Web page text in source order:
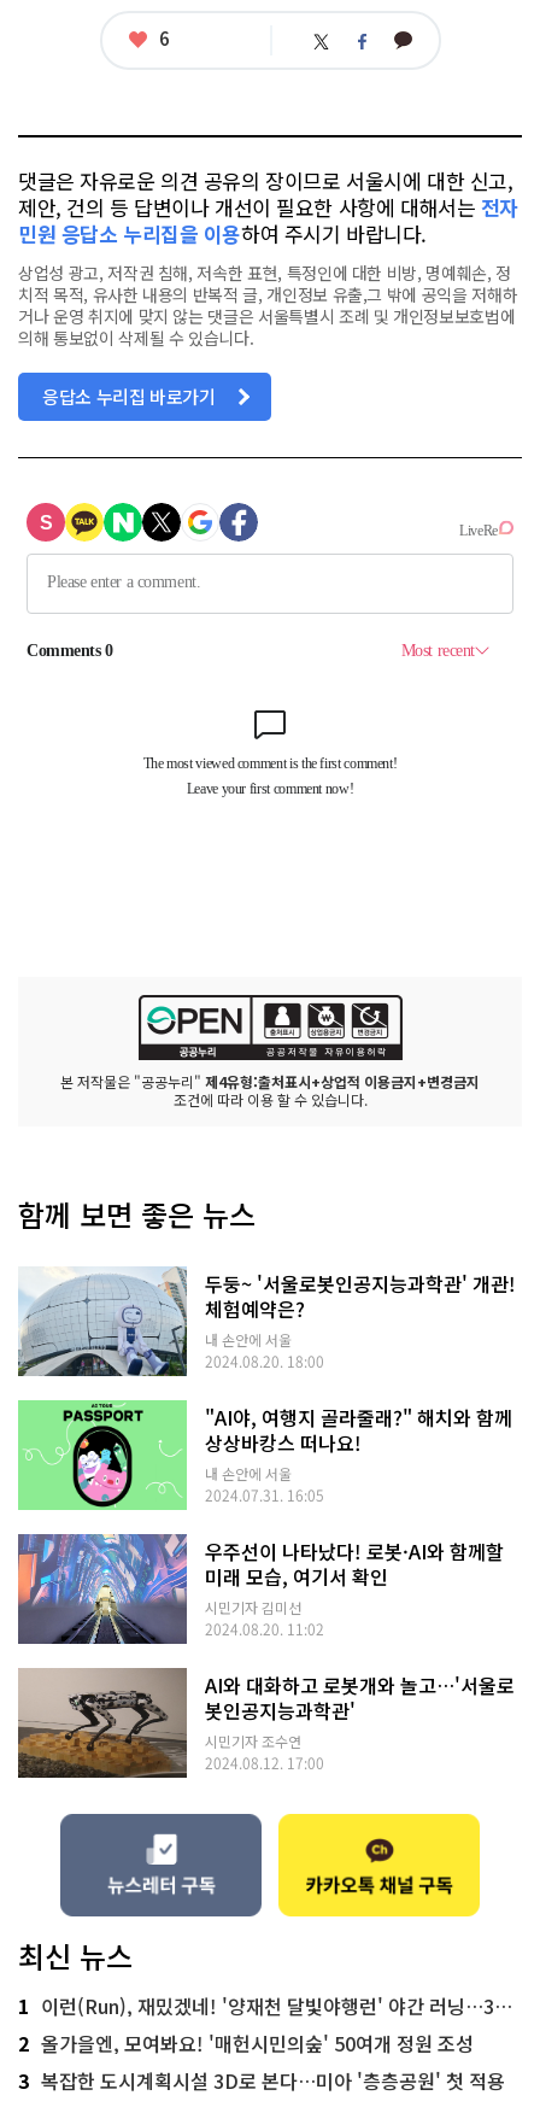
좋
6 트 페 카
댓글은 자유로운 의견 공유의 장이므로 서울시에 대한 신고,
제안, 건의 등 답변이나 개선이 필요한 사항에 대해서는 전자
민원 응답소 누리집을 이용하여 주시기 바랍니다.
상업성 광고, 저작권 침해, 저속한 표현, 특정인에 대한 비방, 명예훼손, 정
치적 목적, 유사한 내용의 반복적 글, 개인정보 유출,그 밖에 공익을 저해하
거나 운영 취지에 맞지 않는 댓글은 서울특별시 조례 및 개인정보보호법에
의해 통보없이 삭제될 수 있습니다.
응답소 누리집 바로가기
본 저작물은 "공공누리" 제4유형:출처표시+상업적 이용금지+변경금지
조건에 따라 이용 할 수 있습니다.
함께 보면 좋은 뉴스
두둥~ '서울로봇인공지능과학관' 개관!
체험예약은?
내 손안에 서울
2024.08.20. 18:00
"AI야, 여행지 골라줄래?" 해치와 함께
상상바캉스 떠나요!
내 손안에 서울
2024.07.31. 16:05
우주선이 나타났다! 로봇·AI와 함께할
미래 모습, 여기서 확인
시민기자 김미선
2024.08.20. 11:02
AI와 대화하고 로봇개와 놀고…'서울로
봇인공지능과학관'
시민기자 조수연
2024.08.12. 17:00
최신 뉴스
1 이런(Run), 재밌겠네! '양재천 달빛야행런' 야간 러닝…300명 모집
2 올가을엔, 모여봐요! '매헌시민의숲' 50여개 정원 조성
3 복잡한 도시계획시설 3D로 본다…미아 '층층공원' 첫 적용